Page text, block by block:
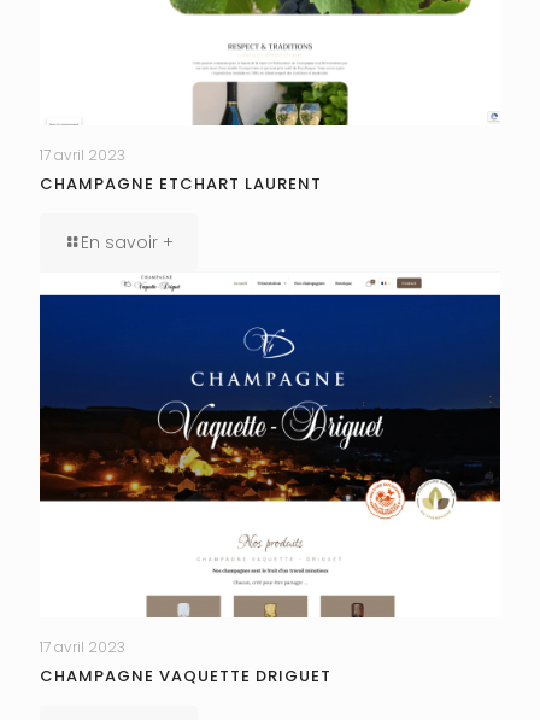
17 avril 2023
CHAMPAGNE ETCHART LAURENT
En savoir +
17 avril 2023
CHAMPAGNE VAQUETTE DRIGUET